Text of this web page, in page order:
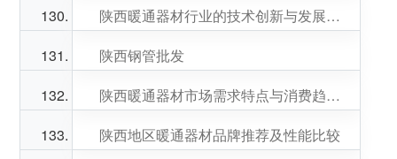
陕西暖通器材行业的技术创新与发展动态解析
陕西钢管批发
陕西暖通器材市场需求特点与消费趋势研究
陕西地区暖通器材品牌推荐及性能比较